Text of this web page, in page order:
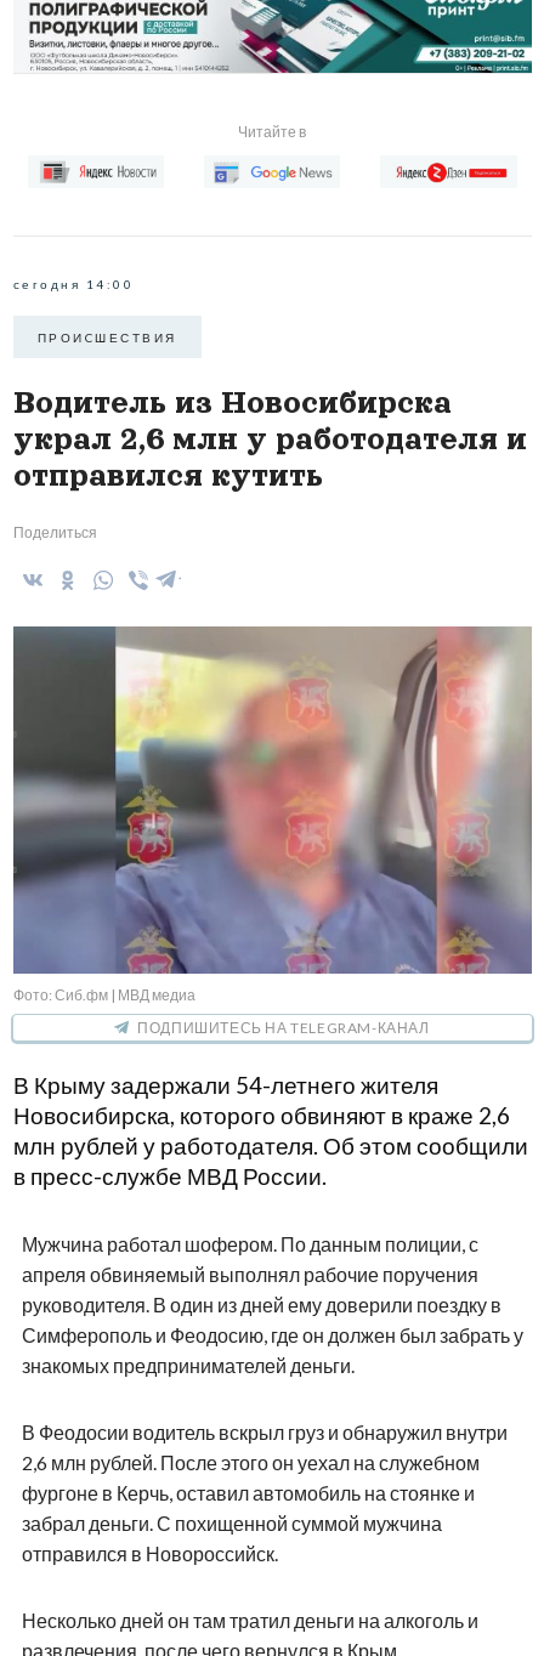
Читайте в
сегодня 14:00
ПРОИCШЕСТВИЯ
Водитель из Новосибирска
украл 2,6 млн у работодателя и
отправился кутить
Поделиться
Фото: Сиб.фм | МВД медиа
ПОДПИШИТЕСЬ НА TELEGRAM-КАНАЛ
В Крыму задержали 54-летнего жителя
Новосибирска, которого обвиняют в краже 2,6
млн рублей у работодателя. Об этом сообщили
в пресс-службе МВД России.
Мужчина работал шофером. По данным полиции, с
апреля обвиняемый выполнял рабочие поручения
руководителя. В один из дней ему доверили поездку в
Симферополь и Феодосию, где он должен был забрать у
знакомых предпринимателей деньги.
В Феодосии водитель вскрыл груз и обнаружил внутри
2,6 млн рублей. После этого он уехал на служебном
фургоне в Керчь, оставил автомобиль на стоянке и
забрал деньги. С похищенной суммой мужчина
отправился в Новороссийск.
Несколько дней он там тратил деньги на алкоголь и
развлечения, после чего вернулся в Крым.